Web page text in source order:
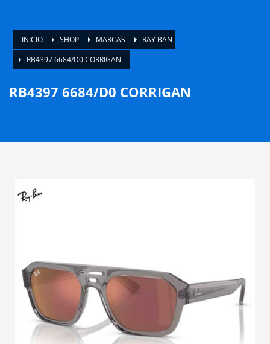
INICIO SHOP MARCAS
RAY BAN
RB4397 6684/D0 CORRIGAN
RB4397 6684/D0 CORRIGAN